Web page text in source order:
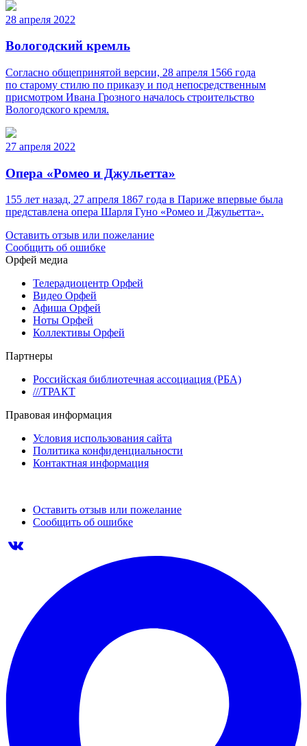
28 апреля 2022
Вологодский кремль
Согласно общепринятой версии, 28 апреля 1566 года
по старому стилю по приказу и под непосредственным
присмотром Ивана Грозного началось строительство
Вологодского кремля.
27 апреля 2022
Опера «Ромео и Джульетта»
155 лет назад, 27 апреля 1867 года в Париже впервые была
представлена опера Шарля Гуно «Ромео и Джульетта».
Оставить отзыв или пожелание
Сообщить об ошибке
Орфей медиа
Телерадиоцентр Орфей
Видео Орфей
Афиша Орфей
Ноты Орфей
Коллективы Орфей
Партнеры
Российская библиотечная ассоциация (РБА)
///ТРАКТ
Правовая информация
Условия использования сайта
Политика конфиденциальности
Контактная информация
Оставить отзыв или пожелание
Сообщить об ошибке